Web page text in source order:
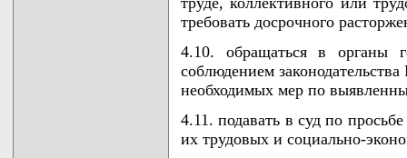
требовать досрочного
4.10. обращаться в органы
соблюдением
необходимых мер по
4.11. подавать в суд по
их трудовых и социально-